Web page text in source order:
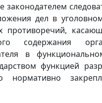
законодателем
дел в
содержания
в
функцией
нормативно